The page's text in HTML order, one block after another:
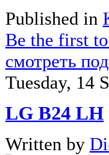
Published in
Be the first
смотреть
Tuesday, 14
LG B24 LH
Written by